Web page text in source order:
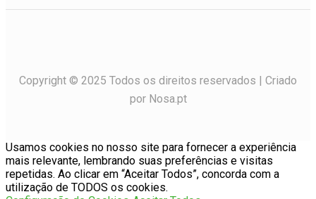
Copyright © 2025 Todos os direitos reservados | Criado
por Nosa.pt
Usamos cookies no nosso site para fornecer a experiência
mais relevante, lembrando suas preferências e visitas
repetidas. Ao clicar em “Aceitar Todos”, concorda com a
utilização de TODOS os cookies.